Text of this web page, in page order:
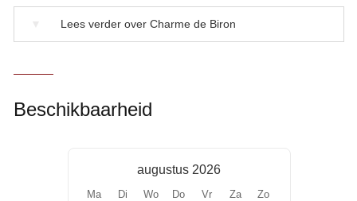
Lees verder over Charme de Biron
Beschikbaarheid
augustus 2026
Ma Di Wo Do Vr Za Zo